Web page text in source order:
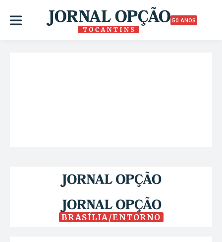
50 ANOS
BRASÍLIA/ENTORNO